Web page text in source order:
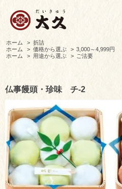
ホーム > 折詰
ホーム
> 価格から選ぶ > 3,000～4,999円
ホーム
> 用途から選ぶ > ご法要
仏事饅頭・珍味 チ-2